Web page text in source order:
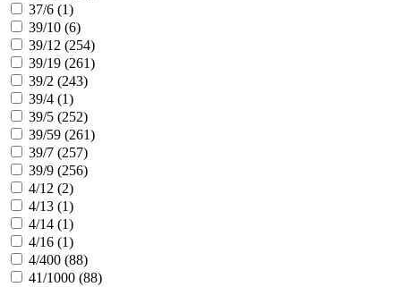
37/6 (1)
39/10 (6)
39/12 (254)
39/19 (261)
39/2 (243)
39/4 (1)
39/5 (252)
39/59 (261)
39/7 (257)
39/9 (256)
4/12 (2)
4/13 (1)
4/14 (1)
4/16 (1)
4/400 (88)
41/1000 (88)